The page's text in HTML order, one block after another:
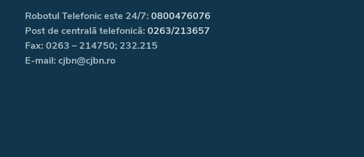
Robotul Telefonic este 24/7: 0800476076
Post de centrală telefonică: 0263/213657
Fax: 0263 – 214750; 232.215
E-mail: cjbn@cjbn.ro